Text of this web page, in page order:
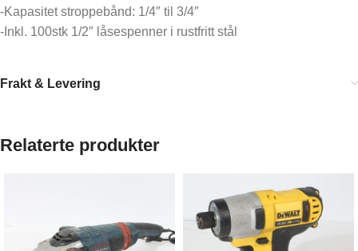
-Kapasitet stroppebånd: 1/4″ til 3/4″
-Inkl. 100stk 1/2″ låsespenner i rustfritt stål
Frakt & Levering
Relaterte produkter